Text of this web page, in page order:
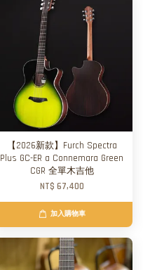
【2026新款】Furch Spectra
Plus GC-ER a Connemara Green
CGR 全單木吉他
NT$ 67,400
加入購物車